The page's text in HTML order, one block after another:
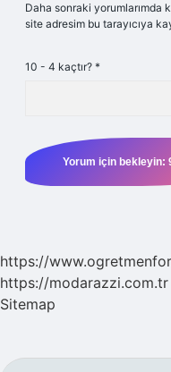
Daha sonraki yorumlarımda
site adresim bu tarayıcıya
10 - 4 kaçtır? *
https://
https://modarazzi.com.tr
Sitemap